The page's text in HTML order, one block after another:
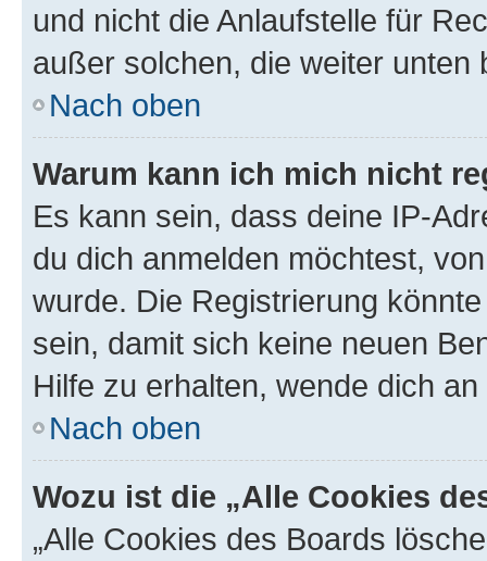
und nicht die Anlaufstelle für
außer solchen, die weiter unten
Nach oben
Warum kann ich mich nicht
Es kann sein, dass deine IP-
du dich anmelden möchtest,
wurde. Die Registrierung
sein, damit sich keine neuen
Hilfe zu erhalten, wende dich
Nach oben
Wozu ist die „Alle Cookies
„Alle Cookies des Boards